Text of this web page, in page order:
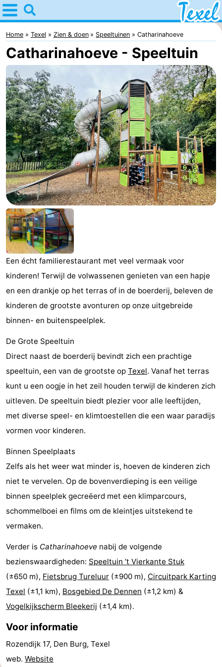
Home
Texel
Tips
Voor
kinderen
Dorpen
-
Den
Burg
-
Den
Hoorn
-
De
Cocksdorp
-
De
Koog
-
Oudeschild
-
De
Waal
-
Oosterend
Natuur
Mooiste
uitkijkpunten
Overnachten
Appartementen
-
Bosch
en
Zee
-
De
Vlijt
-
Hoeve
Holland
-
Land
en
Zeezicht
Strandhuys
-
Strandplevier
Bed
(&
breakfasts)
Campings
Hotels
Vakantiehuizen
-
Hoogelandt
Beach
-
Home Texel Zien & doen Speeltuinen Catharinahoeve
Catharinahoeve - Speeltuin
Een écht familierestaurant met veel vermaak voor
kinderen! Terwijl de volwassenen genieten van een hapje
en een drankje op het terras of in de boerderij, beleven de
kinderen de grootste avonturen op onze uitgebreide
binnen- en buitenspeelplek.
De Grote Speeltuin
Direct naast de boerderij bevindt zich een prachtige
speeltuin, een van de grootste op Texel. Vanaf het terras
kunt u een oogje in het zeil houden terwijl de kinderen zich
uitleven. De speeltuin biedt plezier voor alle leeftijden,
met diverse speel- en klimtoestellen die een waar paradijs
vormen voor kinderen.
Binnen Speelplaats
Zelfs als het weer wat minder is, hoeven de kinderen zich
niet te vervelen. Op de bovenverdieping is een veilige
binnen speelplek gecreëerd met een klimparcours,
schommelboei en films om de kleintjes uitstekend te
vermaken.
Verder is Catharinahoeve nabij de volgende
bezienswaardigheden: Speeltuin ’t Vierkante Stuk
(±650 m), Fietsbrug Tureluur (±900 m), Circuitpark Karting
Texel (±1,1 km), Bosgebied De Dennen (±1,2 km) &
Vogelkijkscherm Bleekerij (±1,4 km).
Voor informatie
Rozendijk 17, Den Burg, Texel
web. Website